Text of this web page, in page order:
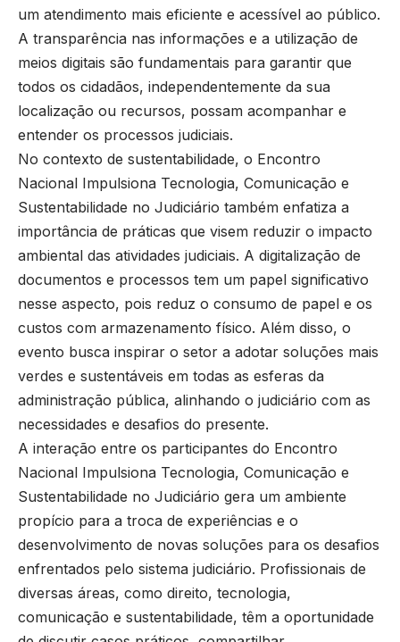
um atendimento mais eficiente e acessível ao público.
A transparência nas informações e a utilização de
meios digitais são fundamentais para garantir que
todos os cidadãos, independentemente da sua
localização ou recursos, possam acompanhar e
entender os processos judiciais.
No contexto de sustentabilidade, o Encontro
Nacional Impulsiona Tecnologia, Comunicação e
Sustentabilidade no Judiciário também enfatiza a
importância de práticas que visem reduzir o impacto
ambiental das atividades judiciais. A digitalização de
documentos e processos tem um papel significativo
nesse aspecto, pois reduz o consumo de papel e os
custos com armazenamento físico. Além disso, o
evento busca inspirar o setor a adotar soluções mais
verdes e sustentáveis em todas as esferas da
administração pública, alinhando o judiciário com as
necessidades e desafios do presente.
A interação entre os participantes do Encontro
Nacional Impulsiona Tecnologia, Comunicação e
Sustentabilidade no Judiciário gera um ambiente
propício para a troca de experiências e o
desenvolvimento de novas soluções para os desafios
enfrentados pelo sistema judiciário. Profissionais de
diversas áreas, como direito, tecnologia,
comunicação e sustentabilidade, têm a oportunidade